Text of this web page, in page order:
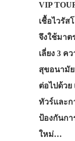
VIP
เชื้อไวรัส
จึงใช้มาต
เลี่ยง 3 ค
สุขอนามัย
ต่อไปด้วย
ทัวร์และก
ป้องกันกา
ใหม่…